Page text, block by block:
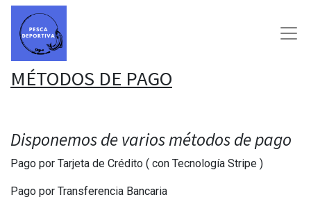
MÉTODOS DE PAGO
Disponemos de varios métodos de pago
Pago por Tarjeta de Crédito ( con Tecnología Stripe )
Pago por Transferencia Bancaria